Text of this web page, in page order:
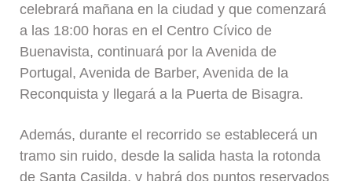
celebrará mañana en la ciudad y que comenzará
a las 18:00 horas en el Centro Cívico de
Buenavista, continuará por la Avenida de
Portugal, Avenida de Barber, Avenida de la
Reconquista y llegará a la Puerta de Bisagra.
Además, durante el recorrido se establecerá un
tramo sin ruido, desde la salida hasta la rotonda
de Santa Casilda, y habrá dos puntos reservados